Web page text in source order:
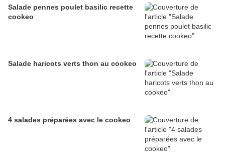
Salade pennes poulet basilic recette
cookeo
Salade haricots verts thon au cookeo
4 salades préparées avec le cookeo